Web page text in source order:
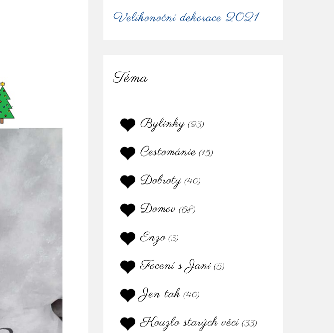
Velikonoční dekorace 2021
Téma
Bylinky (23)
Cestománie (15)
Dobroty (40)
Domov (68)
Enzo (3)
Focení s Jani (5)
Jen tak (40)
Kouzlo starých věcí (33)